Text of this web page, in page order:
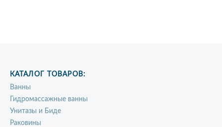
КАТАЛОГ ТОВАРОВ:
Ванны
Гидромассажные ванны
Унитазы и Биде
Раковины